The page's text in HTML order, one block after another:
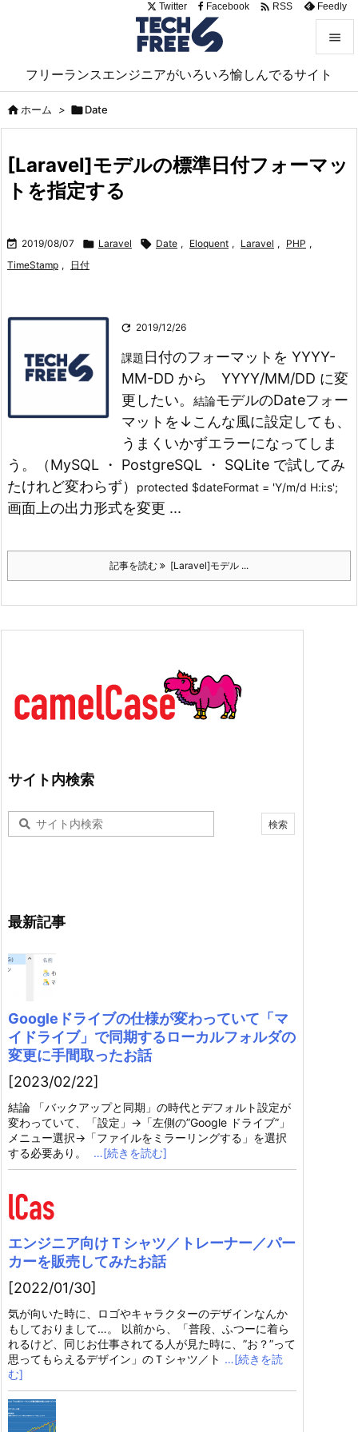
フリーランスエンジニアがいろいろ愉しんでるサイト


サイド
前へ
Twitter Facebook  RSS Feedly
ホーム > Date
[Laravel]モデルの標準日付フォーマッ
トを指定する
 2019/08/07  Laravel  Date , Eloquent , Laravel , PHP ,
TimeStamp , 日付
 2019/12/26
課題 日付のフォーマットを YYYY-
MM-DD から YYYY/MM/DD に変
更したい。
結論モデルのDateフォー
マットを↓こんな風に設定しても、
うまくいかずエラーになってしま
う。（MySQL ・ PostgreSQL ・ SQLite で試してみ
たけれど変わらず）
protected $dateFormat = 'Y/m/d H:i:s';
画面上の出力形式を変更 ...
記事を読む [Laravel]モデル ...
サイト内検索
最新記事
Googleドライブの仕様が変わっていて「マ
イドライブ」で同期するローカルフォルダの
変更に手間取ったお話
[2023/02/22]
結論 「バックアップと同期」の時代とデフォルト設定が
変わっていて、「設定」→「左側の”Google ドライブ”」
メニュー選択→「ファイルをミラーリングする」を選択
する必要あり。
…[続きを読む]
エンジニア向けＴシャツ／トレーナー／パー
カーを販売してみたお話
[2022/01/30]
気が向いた時に、ロゴやキャラクターのデザインなんか
もしておりまして…。 以前から、「普段、ふつーに着ら
れるけど、同じお仕事されてる人が見た時に、”お？”って
思ってもらえるデザイン」のＴシャツ／ト …[続きを読
む]